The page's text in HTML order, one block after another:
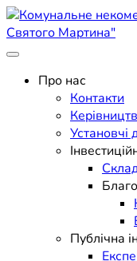
Skip
to
content
Святого
Поліклініка Мукачево
Про нас
Контакти
Установчі
Публічна